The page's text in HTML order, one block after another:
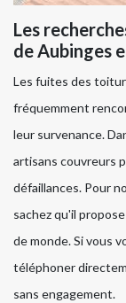
Les
de Aubinges
Les fuites des
fréquemment
leur survenance.
artisans couvreurs
défaillances. Pour
sachez qu'il
de monde. Si vous
téléphoner
sans engagement.